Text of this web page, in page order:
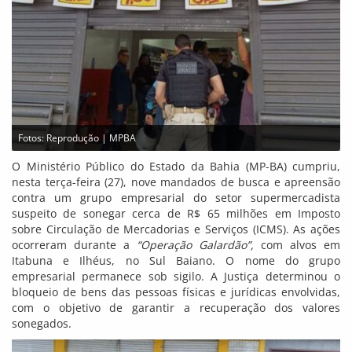
Fotos: Reprodução | MPBA
O Ministério Público do Estado da Bahia (MP-BA) cumpriu,
nesta terça-feira (27), nove mandados de busca e apreensão
contra um grupo empresarial do setor supermercadista
suspeito de sonegar cerca de R$ 65 milhões em Imposto
sobre Circulação de Mercadorias e Serviços (ICMS). As ações
ocorreram durante a
“Operação Galardão”, com alvos em
Itabuna e Ilhéus, no Sul Baiano. O nome do grupo
empresarial permanece sob sigilo. A Justiça determinou o
bloqueio de bens das pessoas físicas e jurídicas envolvidas,
com o objetivo de garantir a recuperação dos valores
sonegados.